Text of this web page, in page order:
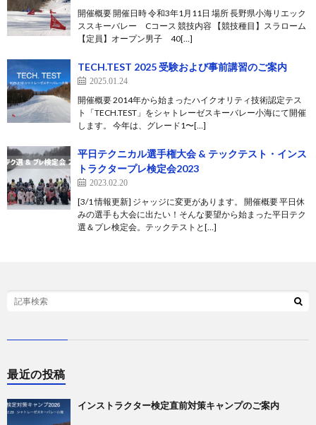
開催概要 開催日時 令和3年1月11日 場所 長野県小海リエック
ススキーバレー Cコース 競技内容 【競技種目】スラローム
【定員】オープン男子 40[…]
TECH.TEST 2025 受験および事前講習のご案内
2025.01.24
開催概要 2014年から始まったハイクオリティ技術認定テス
ト「TECH.TEST」をシャトレーゼスキーバレー小海にて開催
します。 今年は、グレード1〜[…]
平日テクニカル選手権大会 & テックテスト・インス
トラクタープレ検定会2023
2023.02.20
[3/1 情報更新] ジャッジに変更があります。 開催概要 平日休
みの選手も大会に出たい！そんな要望から始まった平日テク
選＆プレ検定会。テックテストと[…]
最近の投稿
インストラクター検定直前対策キャンプのご案内